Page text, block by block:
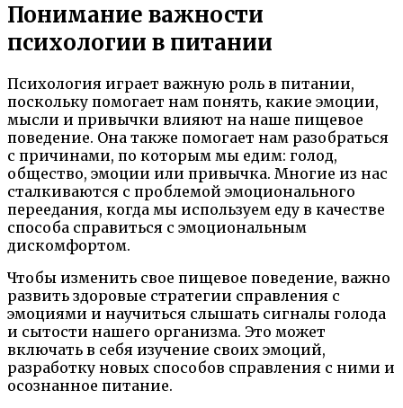
Понимание важности
психологии в питании
Психология играет важную роль в питании,
поскольку помогает нам понять, какие эмоции,
мысли и привычки влияют на наше пищевое
поведение. Она также помогает нам разобраться
с причинами, по которым мы едим: голод,
общество, эмоции или привычка. Многие из нас
сталкиваются с проблемой эмоционального
переедания, когда мы используем еду в качестве
способа справиться с эмоциональным
дискомфортом.
Чтобы изменить свое пищевое поведение, важно
развить здоровые стратегии справления с
эмоциями и научиться слышать сигналы голода
и сытости нашего организма. Это может
включать в себя изучение своих эмоций,
разработку новых способов справления с ними и
осознанное питание.